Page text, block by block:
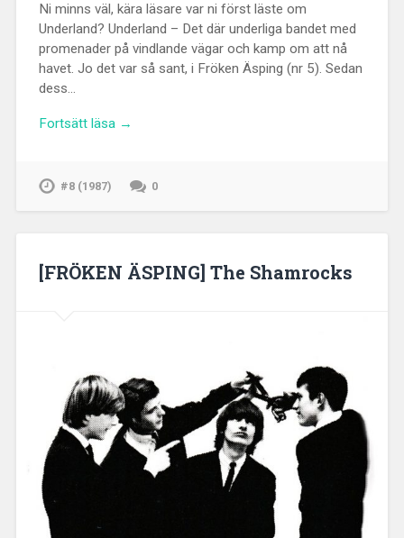
Ni minns väl, kära läsare var ni först läste om
Underland? Underland – Det där underliga bandet med
promenader på vindlande vägar och kamp om att nå
havet. Jo det var så sant, i Fröken Äsping (nr 5). Sedan
dess…
Fortsätt läsa →
#8 (1987) 0
[FRÖKEN ÄSPING] The Shamrocks